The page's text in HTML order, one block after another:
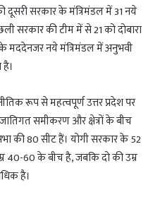
दूसरी सरकार के मंत्रिमंडल में 31 नये
सरकार की टीम में से 21 को दोबारा
मददेनजर नये मंत्रिमंडल में अनुभवी
रूप से महत्वपूर्ण उत्तर प्रदेश पर
समीकरण और क्षेत्रों के बीच
की 80 सीट हैं। योगी सरकार के 52
40-60 के बीच है, जबकि दो की उम्र
है।